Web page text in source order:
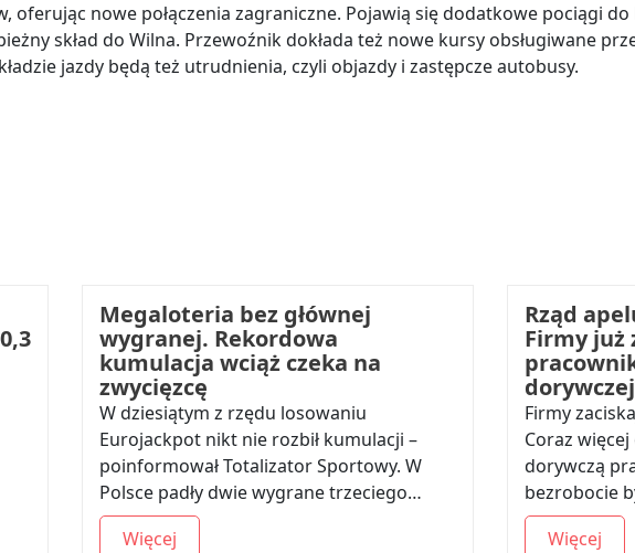
oferując nowe połączenia zagraniczne. Pojawią się dodatkowe pociągi
skład do Wilna. Przewoźnik dokłada też nowe kursy obsługiwane
jazdy będą też utrudnienia, czyli objazdy i zastępcze autobusy.
Megaloteria bez głównej
wygranej. Rekordowa
kumulacja wciąż czeka na
zwycięzcę
W dziesiątym z rzędu losowaniu
Eurojackpot nikt nie rozbił kumulacji –
poinformował Totalizator Sportowy. W
Polsce padły dwie wygrane trzeciego…
Więcej
Rząd
Firmy już
Firmy
Coraz
dorywczą
bezrobocie
Więcej